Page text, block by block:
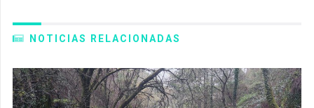
NOTICIAS RELACIONADAS